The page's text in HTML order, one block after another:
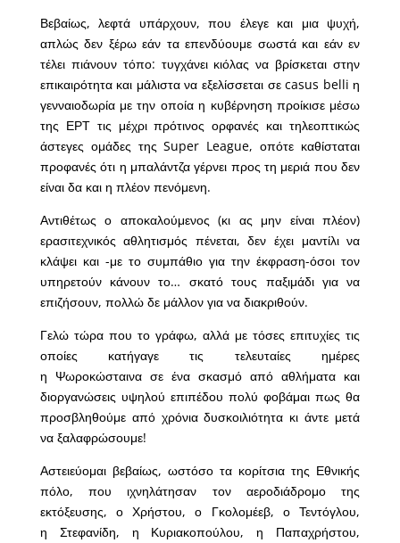
Βεβαίως, λεφτά υπάρχουν, που έλεγε και μια ψυχή,
απλώς δεν ξέρω εάν τα επενδύουμε σωστά και εάν εν
τέλει πιάνουν τόπο: τυγχάνει κιόλας να βρίσκεται στην
επικαιρότητα και μάλιστα να εξελίσσεται σε casus belli η
γενναιοδωρία με την οποία η κυβέρνηση προίκισε μέσω
της ΕΡΤ τις μέχρι πρότινος ορφανές και τηλεοπτικώς
άστεγες ομάδες της Super League, οπότε καθίσταται
προφανές ότι η μπαλάντζα γέρνει προς τη μεριά που δεν
είναι δα και η πλέον πενόμενη.
Αντιθέτως ο αποκαλούμενος (κι ας μην είναι πλέον)
ερασιτεχνικός αθλητισμός πένεται, δεν έχει μαντίλι να
κλάψει και -με το συμπάθιο για την έκφραση-όσοι τον
υπηρετούν κάνουν το… σκατό τους παξιμάδι για να
επιζήσουν, πολλώ δε μάλλον για να διακριθούν.
Γελώ τώρα που το γράφω, αλλά με τόσες επιτυχίες τις
οποίες κατήγαγε τις τελευταίες ημέρες
η Ψωροκώσταινα σε ένα σκασμό από αθλήματα και
διοργανώσεις υψηλού επιπέδου πολύ φοβάμαι πως θα
προσβληθούμε από χρόνια δυσκοιλιότητα κι άντε μετά
να ξαλαφρώσουμε!
Αστειεύομαι βεβαίως, ωστόσο τα κορίτσια της Εθνικής
πόλο, που ιχνηλάτησαν τον αεροδιάδρομο της
εκτόξευσης, ο Χρήστου, ο Γκολομέεβ, ο Τεντόγλου,
η Στεφανίδη, η Κυριακοπούλου, η Παπαχρήστου,